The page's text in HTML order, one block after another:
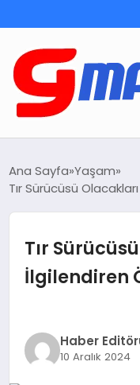
MEGA MENÜ
TEKNOLOJI
İŞ DÜNYASI
Ana Sayfa Yaşam
Tır Sürücüsü
Tır
İlgilendiren
Haber
10 Aralık 2024